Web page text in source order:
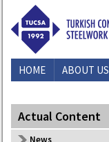
HOME ABOUT US
Actual Content
News